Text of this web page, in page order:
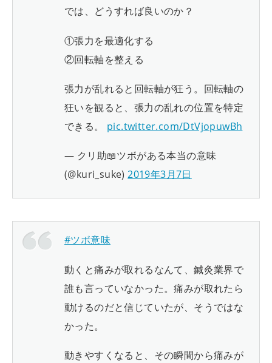
では、どうすれば良いのか？
①張力を最適化する
②回転軸を整える
張力が乱れると回転軸が狂う。回転軸の
狂いを観ると、張力の乱れの位置を特定
できる。 pic.twitter.com/DtVjopuwBh
— クリ助📖ツボがある本当の意味
(@kuri_suke)2019年3月7日
#ツボ意味
動くと痛みが取れるなんて、鍼灸業界で
誰も言っていなかった。痛みが取れたら
動けるのだと信じていたが、そうではな
かった。
動きやすくなると、その瞬間から痛みが